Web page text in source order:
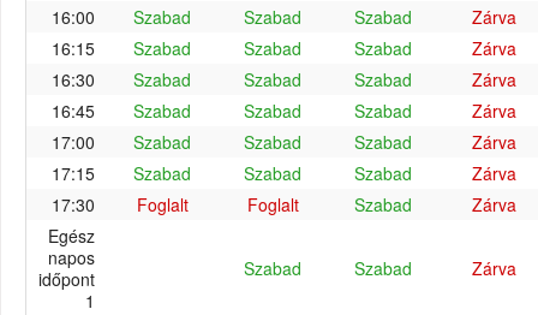
16:00
Szabad Szabad Szabad
Zárva
16:15
Szabad Szabad Szabad
Zárva
16:30
Szabad Szabad Szabad
Zárva
16:45
Szabad Szabad Szabad
Zárva
17:00
Szabad Szabad Szabad
Zárva
17:15
Szabad Szabad Szabad
Zárva
17:30
Foglalt Foglalt Szabad
Zárva
Egész
napos
időpont
1
Szabad Szabad Zárva